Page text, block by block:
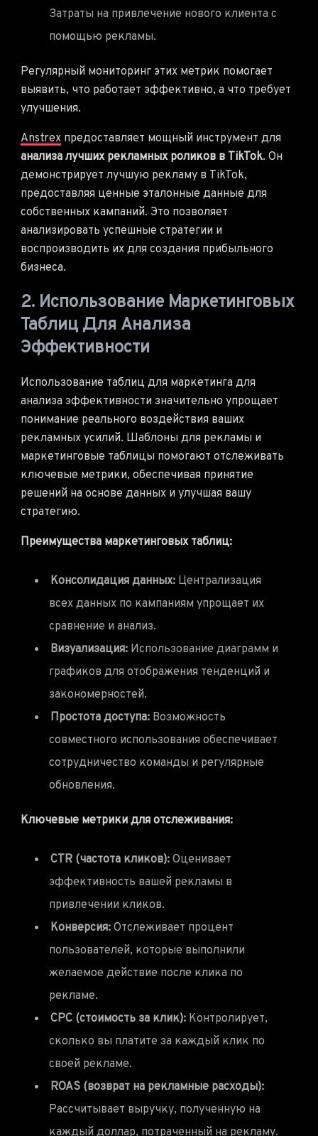
Затраты на привлечение нового клиента с
помощью рекламы.
Регулярный мониторинг этих метрик помогает
выявить, что работает эффективно, а что требует
улучшения.
Anstrex предоставляет мощный инструмент для
анализа лучших рекламных роликов в TikTok. Он
демонстрирует лучшую рекламу в TikTok,
предоставляя ценные эталонные данные для
собственных кампаний. Это позволяет
анализировать успешные стратегии и
воспроизводить их для создания прибыльного
бизнеса.
2. Использование Маркетинговых
Таблиц Для Анализа
Эффективности
Использование таблиц для маркетинга для
анализа эффективности значительно упрощает
понимание реального воздействия ваших
рекламных усилий. Шаблоны для рекламы и
маркетинговые таблицы помогают отслеживать
ключевые метрики, обеспечивая принятие
решений на основе данных и улучшая вашу
стратегию.
Преимущества маркетинговых таблиц:
Консолидация данных: Централизация
всех данных по кампаниям упрощает их
сравнение и анализ.
Визуализация: Использование диаграмм и
графиков для отображения тенденций и
закономерностей.
Простота доступа: Возможность
совместного использования обеспечивает
сотрудничество команды и регулярные
обновления.
Ключевые метрики для отслеживания:
CTR (частота кликов): Оценивает
эффективность вашей рекламы в
привлечении кликов.
Конверсия: Отслеживает процент
пользователей, которые выполнили
желаемое действие после клика по
рекламе.
CPC (стоимость за клик): Контролирует,
сколько вы платите за каждый клик по
своей рекламе.
ROAS (возврат на рекламные расходы):
Рассчитывает выручку, полученную на
каждый доллар, потраченный на рекламу.